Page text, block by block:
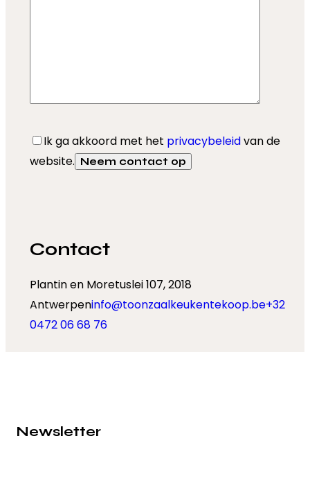
Ik ga akkoord met het privacybeleidvan de
website.
Contact
Plantin en Moretuslei 107, 2018
Antwerpeninfo@toonzaalkeukentekoop.be+32
0472 06 68 76
Newsletter